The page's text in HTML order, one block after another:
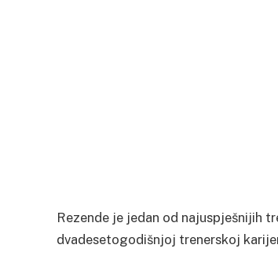
Rezende je jedan od najuspješnijih
dvadesetogodišnjoj trenerskoj